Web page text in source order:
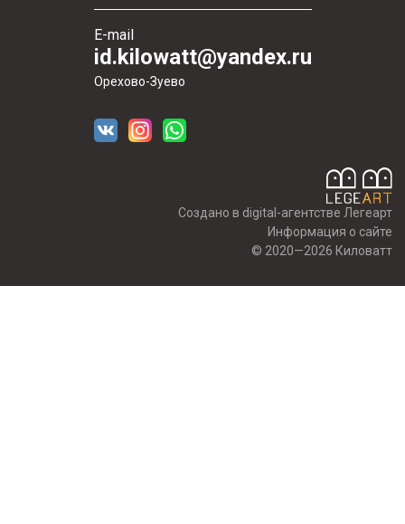
E-mail
id.kilowatt@yandex.ru
Орехово-Зуево
© 2020—2026 Киловатт
Создано в digital-агентстве Легеарт
Информация о сайте